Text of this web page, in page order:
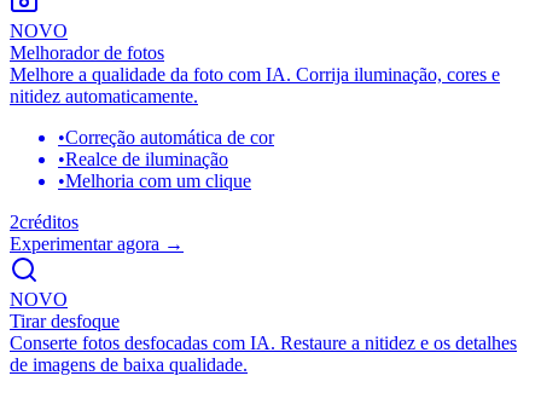
NOVO
Melhorador de fotos
Melhore a qualidade da foto com IA. Corrija iluminação, cores e
nitidez automaticamente.
•Correção automática de cor
•Realce de iluminação
•Melhoria com um clique
2créditos
Experimentar agora →
NOVO
Tirar desfoque
Conserte fotos desfocadas com IA. Restaure a nitidez e os detalhes
de imagens de baixa qualidade.